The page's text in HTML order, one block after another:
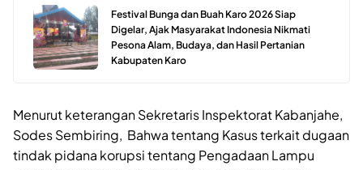
Festival Bunga dan Buah Karo 2026 Siap
Digelar, Ajak Masyarakat Indonesia Nikmati
Pesona Alam, Budaya, dan Hasil Pertanian
Kabupaten Karo
Menurut keterangan Sekretaris Inspektorat Kabanjahe,
Sodes Sembiring, Bahwa tentang Kasus terkait dugaan
tindak pidana korupsi tentang Pengadaan Lampu